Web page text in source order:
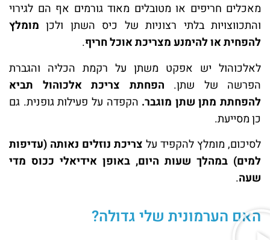
מאכלים חריפים או מטובלים מאוד גורמים אף הם לגירוי
והתכווצויות בלתי רצוניות של כיס השתן ולכן מומלץ
להפחית או להימנע מצריכת אוכל חריף.
לאלכוהול יש אפקט משתן על רקמת הכליה והגברת
הפרשה של שתן. הפחתת צריכת אלכוהול תביא
להפחתת מתן שתן מוגבר. הקפדה על פעילות גופנית. גם
כן מסייעת.
לסיכום, מומלץ להקפיד על צריכת נוזלים נאותה (עדיפות
למים) במהלך שעות היום, באופן אידיאלי ככוס מדי
שעה.
האם הערמונית שלי גדולה?